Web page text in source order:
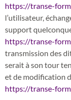
https://transe-
l’utilisateur,
support
https://transe-
transmission des
serait à son tour
et de modification
https://transe-